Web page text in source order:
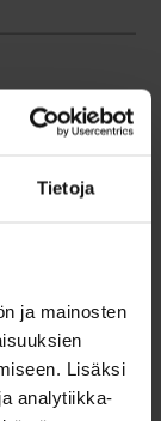
Tietoja
ja mainosten
Lisäksi
analytiikka-
ja alan
power
ja